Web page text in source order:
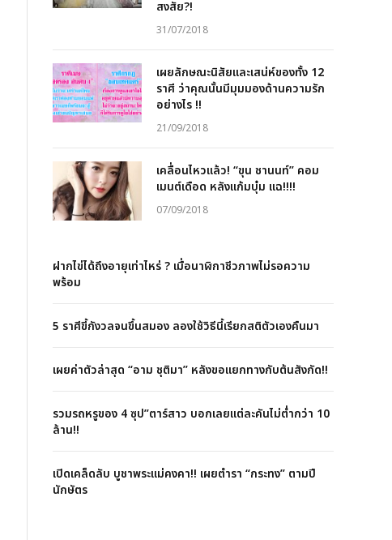
สงสัย?!
31/07/2018
เผยลักษณะนิสัยและเสน่ห์ของทั้ง 12
ราศี ว่าคุณนั้นมีมุมมองด้านความรัก
อย่างไร !!
21/09/2018
เคลื่อนไหวแล้ว! “ขุน ชานนท์” คอม
เมนต์เดือด หลังแก้มบุ๋ม แฉ!!!!
07/09/2018
ฝากไข่ได้ถึงอายุเท่าไหร่ ? เมื่อนาฬิกาชีวภาพไม่รอความ
พร้อม
5 ราศีขี้กังวลจนขึ้นสมอง ลองใช้วิธีนี้เรียกสติตัวเองคืนมา
เผยค่าตัวล่าสุด “อาม ชุติมา” หลังขอแยกทางกับต้นสังกัด!!
รวมรถหรูของ 4 ซุป”ตาร์สาว บอกเลยแต่ละคันไม่ต่ำกว่า 10
ล้าน!!
เปิดเคล็ดลับ บูชาพระแม่คงคา!! เผยตำรา “กระทง” ตามปี
นักษัตร